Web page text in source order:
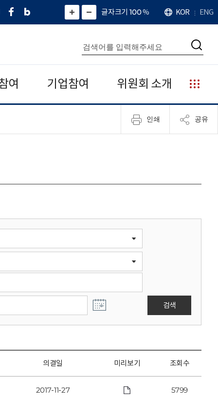
페
네
그
)
화
면
면
소
확
대
치
글자크기 100%
언
어
KOR ENG
통
합
검
색
검
여 기업참여 위원회 소개
누
리
집
안
인쇄 공유
검색
의결일 미리보기 조회수
2017-11-27 5799